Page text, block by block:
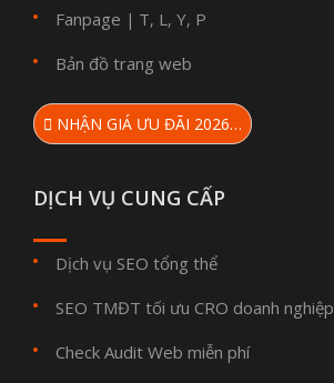
Fanpage | T, L , Y, P
Bản đồ trang web
NHẬN GIÁ ƯU ĐÃI 2026…
DỊCH VỤ CUNG CẤP
Dịch vụ SEO tổng thể
SEO TMĐT tối ưu CRO doanh nghiệp
Check Audit Web miễn phí